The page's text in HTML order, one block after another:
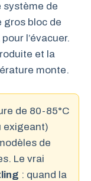
système de
gros bloc de
l’évacuer.
et la
monte.
de 80-85°C
exigeant)
de
Le vrai
: quand la